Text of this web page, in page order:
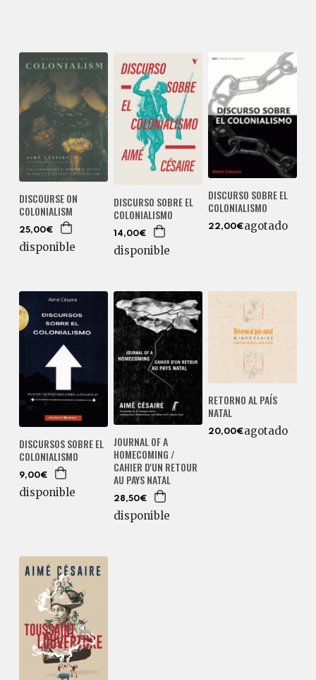
DISCOURSE ON
COLONIALISM
25,00€
disponible
DISCURSO SOBRE EL
COLONIALISMO
14,00€
disponible
DISCURSO SOBRE EL
COLONIALISMO
22,00€agotado
DISCURSOS SOBRE EL
COLONIALISMO
9,00€
disponible
JOURNAL OF A
HOMECOMING /
CAHIER D'UN RETOUR
AU PAYS NATAL
28,50€
disponible
RETORNO AL PAÍS
NATAL
20,00€agotado